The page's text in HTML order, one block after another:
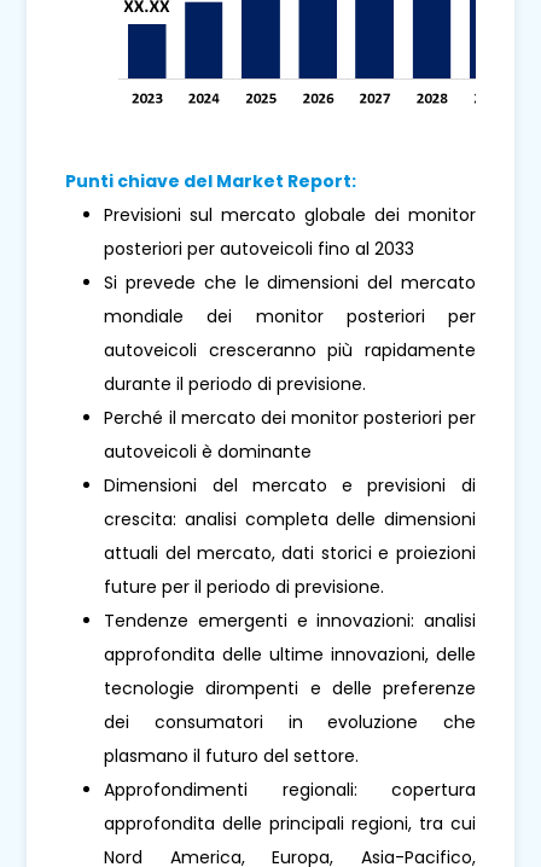
Punti chiave del Market Report:
Previsioni sul mercato globale dei monitor
posteriori per autoveicoli fino al 2033
Si prevede che le dimensioni del mercato
mondiale dei monitor posteriori per
autoveicoli cresceranno più rapidamente
durante il periodo di previsione.
Perché il mercato dei monitor posteriori per
autoveicoli è dominante
Dimensioni del mercato e previsioni di
crescita: analisi completa delle dimensioni
attuali del mercato, dati storici e proiezioni
future per il periodo di previsione.
Tendenze emergenti e innovazioni: analisi
approfondita delle ultime innovazioni, delle
tecnologie dirompenti e delle preferenze
dei consumatori in evoluzione che
plasmano il futuro del settore.
Approfondimenti regionali: copertura
approfondita delle principali regioni, tra cui
Nord America, Europa, Asia-Pacifico,